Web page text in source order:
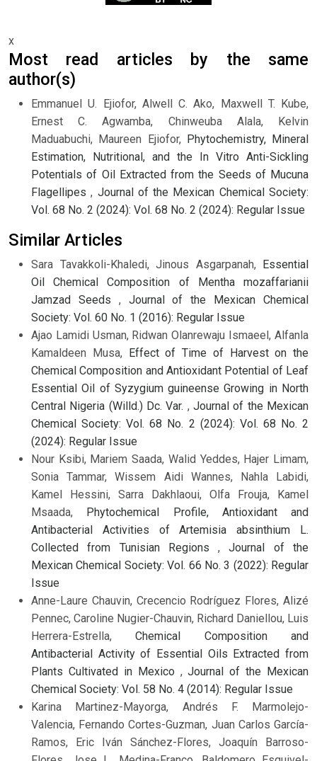
x
Most read articles by the same
author(s)
Emmanuel U. Ejiofor, Alwell C. Ako, Maxwell T. Kube,
Ernest C. Agwamba, Chinweuba Alala, Kelvin
Maduabuchi, Maureen Ejiofor, Phytochemistry, Mineral
Estimation, Nutritional, and the In Vitro Anti-Sickling
Potentials of Oil Extracted from the Seeds of Mucuna
Flagellipes, Journal of the Mexican Chemical Society:
Vol. 68 No. 2 (2024): Vol. 68 No. 2 (2024): Regular Issue
Similar Articles
Sara Tavakkoli-Khaledi, Jinous Asgarpanah, Essential
Oil Chemical Composition of Mentha mozaffarianii
Jamzad Seeds , Journal of the Mexican Chemical
Society: Vol. 60 No. 1 (2016): Regular Issue
Ajao Lamidi Usman, Ridwan Olanrewaju Ismaeel, Alfanla
Kamaldeen Musa, Effect of Time of Harvest on the
Chemical Composition and Antioxidant Potential of Leaf
Essential Oil of Syzygium guineense Growing in North
Central Nigeria (Willd.) Dc. Var. ,Journal of the Mexican
Chemical Society: Vol. 68 No. 2 (2024): Vol. 68 No. 2
(2024): Regular Issue
Nour Ksibi, Mariem Saada, Walid Yeddes, Hajer Limam,
Sonia Tammar, Wissem Aidi Wannes, Nahla Labidi,
Kamel Hessini, Sarra Dakhlaoui, Olfa Frouja, Kamel
Msaada, Phytochemical Profile, Antioxidant and
Antibacterial Activities of Artemisia absinthium L.
Collected from Tunisian Regions,Journal of the
Mexican Chemical Society: Vol. 66 No. 3 (2022): Regular
Issue
Anne-Laure Chauvin, Crecencio Rodríguez Flores, Alizé
Pennec, Caroline Nugier-Chauvin, Richard Daniellou, Luis
Herrera-Estrella,Chemical Composition and
Antibacterial Activity of Essential Oils Extracted from
Plants Cultivated in Mexico ,Journal of the Mexican
Chemical Society: Vol. 58 No. 4 (2014): Regular Issue
Karina Martinez-Mayorga, Andrés F. Marmolejo-
Valencia, Fernando Cortes-Guzman, Juan Carlos García-
Ramos, Eric Iván Sánchez-Flores, Joaquín Barroso-